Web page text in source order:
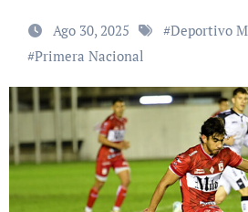
Ago 30, 2025 #Deportivo
#Primera Nacional